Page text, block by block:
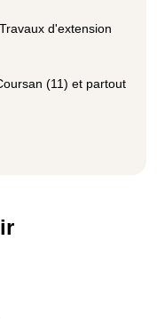
d'extension
(11) et partout